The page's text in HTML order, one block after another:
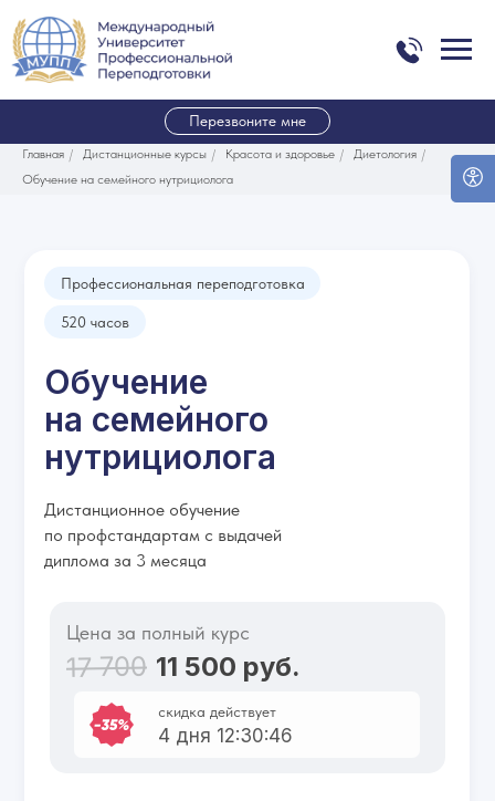
Перезвоните мне
Главная / Дистанционные курсы / Красота и здоровье / Диетология /
Обучение на семейного нутрициолога
Обучение
на семейного
нутрициолога
17 700 11 500 руб.
Цена за полный курс
Дистанционное обучение
по профстандартам с выдачей
диплома за 3 месяца
520 часов
Профессиональная переподготовка
4 дня 12:30:46
скидка действует